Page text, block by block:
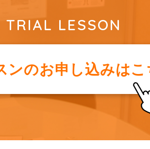
TRIAL LESSON
ンのお申し込みは